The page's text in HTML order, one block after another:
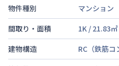
物件種別
マンション
間取り・面積
1K / 21.83㎡
建物構造
RC（鉄筋コ